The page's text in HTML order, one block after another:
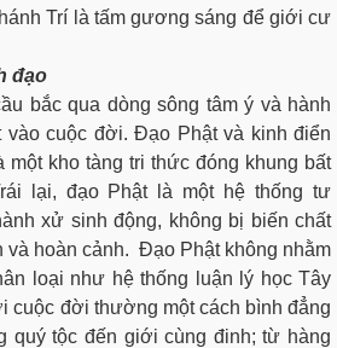
Trí là tấm gương sáng để giới cư
đạo
bắc qua dòng sông tâm ý và hành
vào cuộc đời. Đạo Phật và kinh điển
một kho tàng tri thức đóng khung bất
lại, đạo Phật là một hệ thống tư
xử sinh động, không bị biến chất
và hoàn cảnh. Đạo Phật không nhằm
loại như hệ thống luận lý học Tây
cuộc đời thường một cách bình đẳng
quý tộc đến giới cùng đinh; từ hàng